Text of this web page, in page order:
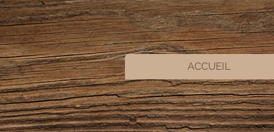
ACCUEIL